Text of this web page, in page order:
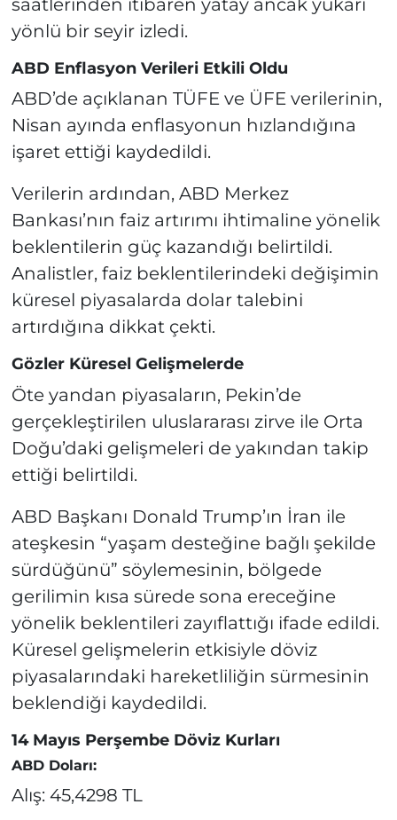
saatlerinden itibaren yatay ancak yukarı
yönlü bir seyir izledi.
ABD Enflasyon Verileri Etkili Oldu
ABD’de açıklanan TÜFE ve ÜFE verilerinin,
Nisan ayında enflasyonun hızlandığına
işaret ettiği kaydedildi.
Verilerin ardından, ABD Merkez
Bankası’nın faiz artırımı ihtimaline yönelik
beklentilerin güç kazandığı belirtildi.
Analistler, faiz beklentilerindeki değişimin
küresel piyasalarda dolar talebini
artırdığına dikkat çekti.
Gözler Küresel Gelişmelerde
Öte yandan piyasaların, Pekin’de
gerçekleştirilen uluslararası zirve ile Orta
Doğu’daki gelişmeleri de yakından takip
ettiği belirtildi.
ABD Başkanı Donald Trump’ın İran ile
ateşkesin “yaşam desteğine bağlı şekilde
sürdüğünü” söylemesinin, bölgede
gerilimin kısa sürede sona ereceğine
yönelik beklentileri zayıflattığı ifade edildi.
Küresel gelişmelerin etkisiyle döviz
piyasalarındaki hareketliliğin sürmesinin
beklendiği kaydedildi.
14 Mayıs Perşembe Döviz Kurları
ABD Doları:
Alış: 45,4298 TL